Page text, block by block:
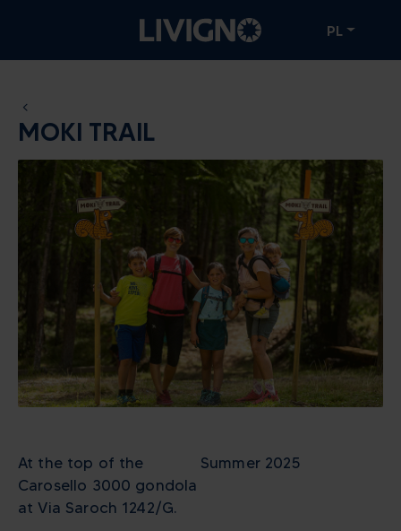
PL
MOKI TRAIL
At the top of the
Carosello 3000 gondola
at Via Saroch 1242/G.
Summer 2025